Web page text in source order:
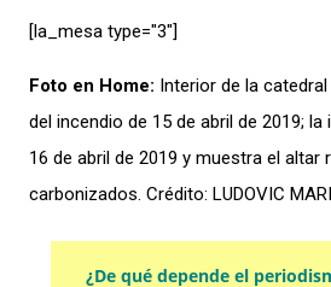
[la_mesa type="3″]
Foto en Home: Interior de la
del incendio de 15 de abril de 2019;
16 de abril de 2019 y muestra el
carbonizados. Crédito: LUDOVIC
¿De qué depende el